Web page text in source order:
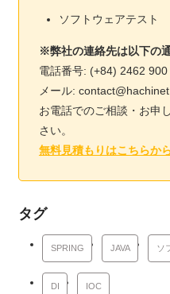
ソフトウェアテスト
※弊社の連絡先は以下の
電話番号: (+84) 2462 900
メール:
お電話でのご相談・お申
さい。
無料見積もりはこちらか
タグ
SPRING JAVA ソ
DI IOC